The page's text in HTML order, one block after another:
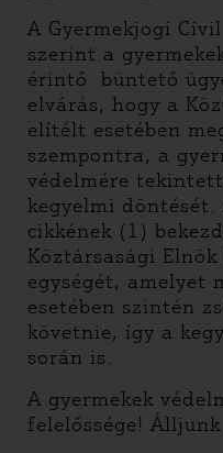
A Gyermekjogi
szerint a
érintő büntető
elvárás, hogy a
elítélt esetében
szempontra, a
védelmére
kegyelmi
cikkének (1)
Köztársasági
egységét, amelyet
esetében szintén
követnie, így a
során is.
A gyermekek
felelőssége!